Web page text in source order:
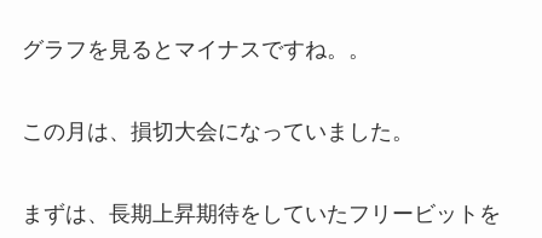
グラフを見るとマイナスですね。。
この月は、損切大会になっていました。
まずは、長期上昇期待をしていたフリービットを